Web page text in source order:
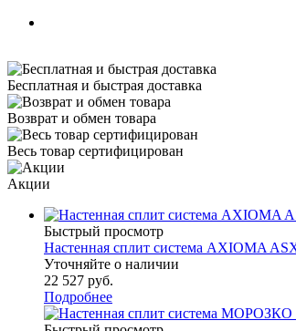
Бесплатная и быстрая доставка
Возврат и обмен товара
Весь товар сертифицирован
Акции
Быстрый просмотр
Настенная сплит система AXIOMA
Уточняйте о наличии
22 527 руб.
Подробнее